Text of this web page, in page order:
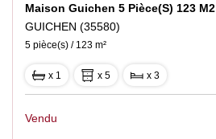
Maison Guichen 5 Pièce(s) 123 M2
GUICHEN (35580)
5 pièce(s) / 123 m²
x 1 x 5 x 3
Vendu